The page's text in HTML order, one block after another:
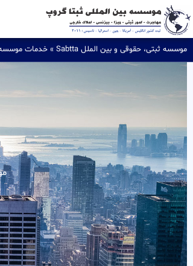
موسسه ثبتی، حقوقی و بین الملل Sabtta » خدمات